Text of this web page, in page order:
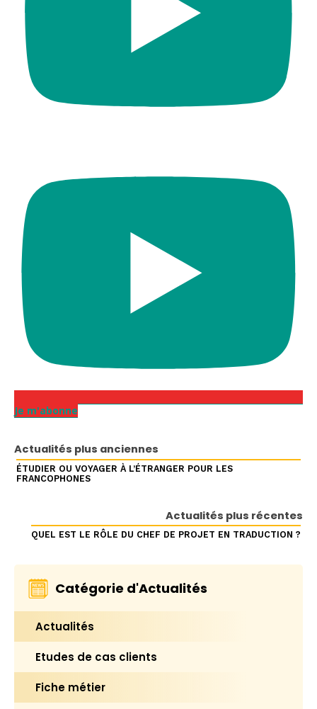
Je m'abonne
Actualités plus anciennes
ÉTUDIER OU VOYAGER À L’ÉTRANGER POUR LES
FRANCOPHONES
Actualités plus récentes
QUEL EST LE RÔLE DU CHEF DE PROJET EN TRADUCTION ?
Catégorie d'Actualités
Actualités
Etudes de cas clients
Fiche métier